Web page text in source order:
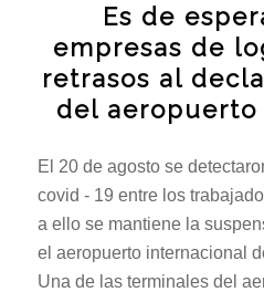
Es de
empresas de
retrasos al
del aeropuerto
El 20 de agosto se
covid - 19 entre los
a ello se mantiene la
el aeropuerto internacional
Una de las terminales del